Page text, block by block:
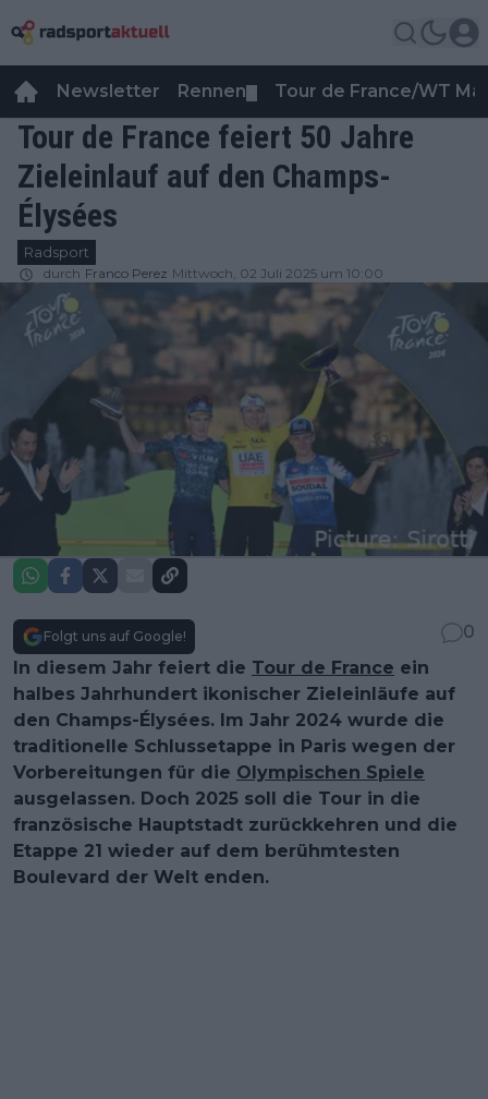
Newsletter Rennen Tour de France/WT
Tour de France feiert 50 Jahre
Zieleinlauf auf den Champs-
Élysées
Radsport
durch Franco Perez Mittwoch, 02 Juli 2025 um 10:00
Folgt uns auf Google!
0
In diesem Jahr feiert die Tour de France ein
halbes Jahrhundert ikonischer Zieleinläufe auf
den Champs-Élysées. Im Jahr 2024 wurde die
traditionelle Schlussetappe in Paris wegen der
Vorbereitungen für die Olympischen Spiele
ausgelassen. Doch 2025 soll die Tour in die
französische Hauptstadt zurückkehren und die
Etappe 21 wieder auf dem berühmtesten
Boulevard der Welt enden.